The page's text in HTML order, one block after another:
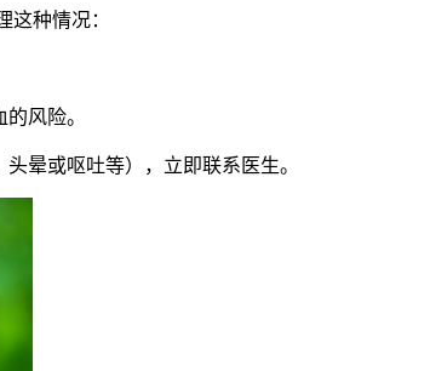
种情况：
风险。
晕或呕吐等），立即联系医生。